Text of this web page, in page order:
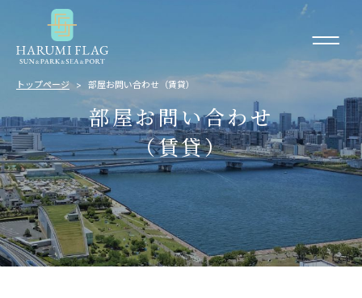
トップページ 部屋お問い合わせ（賃貸）
部屋お問い合わせ
（賃貸）